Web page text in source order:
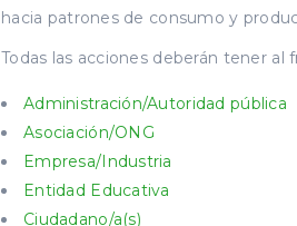
hacia patrones de consumo y
Todas las acciones deberán tener
Administración/Autoridad pública
Asociación/ONG
Empresa/Industria
Entidad Educativa
Ciudadano/a(s)